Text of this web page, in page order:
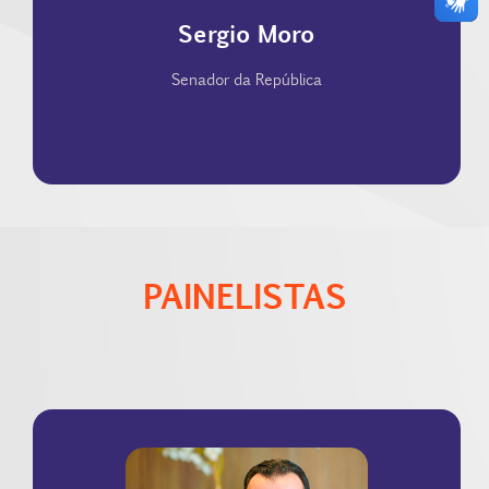
Sergio Moro
Senador da República
PAINELISTAS